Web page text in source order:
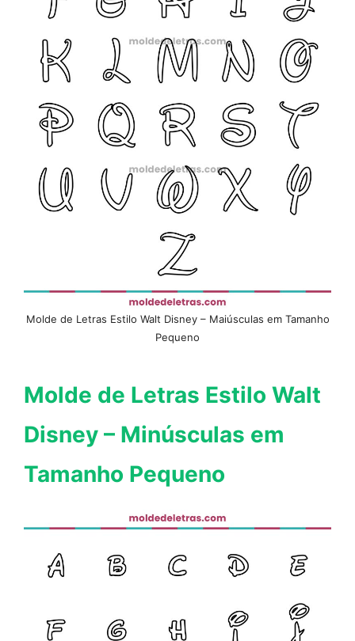
Molde de Letras Estilo Walt Disney – Maiúsculas em Tamanho
Pequeno
Molde de Letras Estilo Walt
Disney – Minúsculas em
Tamanho Pequeno